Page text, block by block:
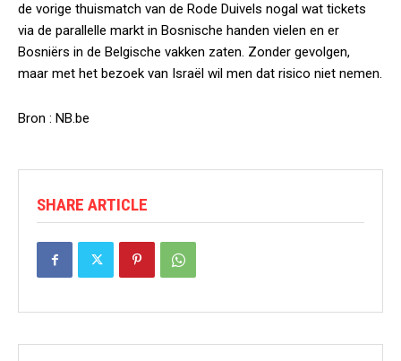
de vorige thuismatch van de Rode Duivels nogal wat tickets
via de parallelle markt in Bosnische handen vielen en er
Bosniërs in de Belgische vakken zaten. Zonder gevolgen,
maar met het bezoek van Israël wil men dat risico niet nemen.
Bron : NB.be
SHARE ARTICLE